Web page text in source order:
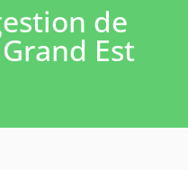
de
Est